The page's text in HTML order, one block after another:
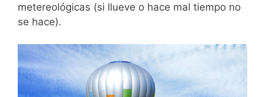
metereológicas (si llueve o hace mal tiempo no
se hace).